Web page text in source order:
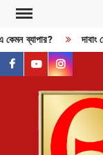
Skip
content
ব্যাপার?
facebook
youtube